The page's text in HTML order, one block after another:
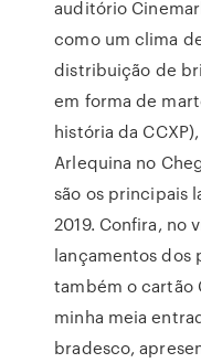
auditório
como um clima
distribuição de
em forma de
história da
Arlequina no
são os principais
2019. Confira, no
lançamentos dos
também o cartão
minha meia
bradesco,